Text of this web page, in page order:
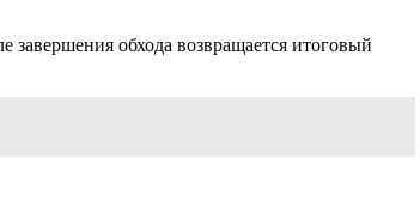
завершения обхода возвращается итоговый